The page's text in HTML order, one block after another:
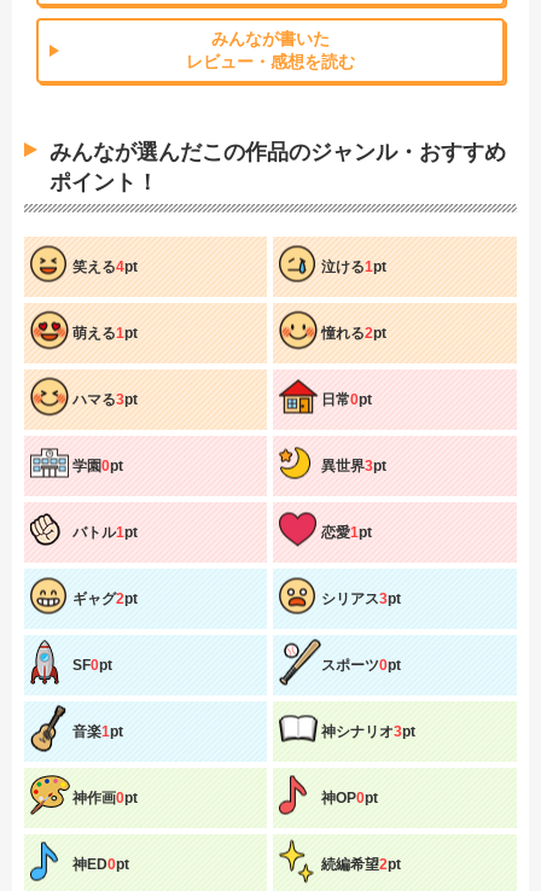
みんなが書いた
レビュー・感想を読む
みんなが選んだこの作品のジャンル・おすすめ
ポイント！
笑える4pt 泣ける1pt
萌える1pt 憧れる2pt
ハマる3pt 日常0pt
学園0pt 異世界3pt
バトル1pt 恋愛1pt
ギャグ2pt シリアス3pt
SF0pt スポーツ0pt
音楽1pt 神シナリオ3pt
神作画0pt 神OP0pt
神ED0pt 続編希望2pt